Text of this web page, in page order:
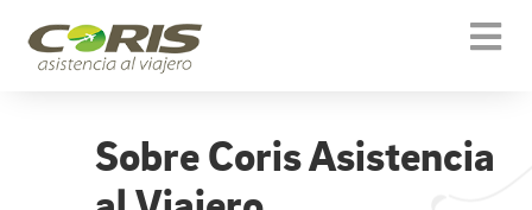
Sobre Coris Asistencia